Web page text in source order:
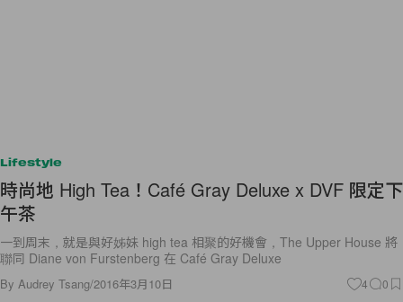
Lifestyle
時尚地 High Tea！Café Gray Deluxe x DVF 限定下
午茶
一到周末，就是與好姊妹 high tea 相聚的好機會，The Upper House 將
聯同 Diane von Furstenberg 在 Café Gray Deluxe
By Audrey Tsang/2016年3月10日 4 0